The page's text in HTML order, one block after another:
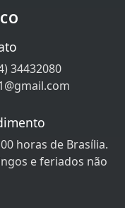
34432080
horas de Brasília.
e feriados não